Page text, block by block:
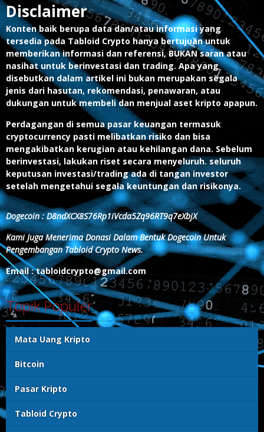
Disclaimer
Konten baik berupa data dan/atau informasi yang
tersedia pada Tabloid Crypto hanya bertujuan untuk
memberikan informasi dan referensi, BUKAN saran atau
nasihat untuk berinvestasi dan trading. Apa yang
disebutkan dalam artikel ini bukan merupakan segala
jenis dari hasutan, rekomendasi, penawaran, atau
dukungan untuk membeli dan menjual aset kripto apapun.
Perdagangan di semua pasar keuangan termasuk
cryptocurrency pasti melibatkan risiko dan bisa
mengakibatkan kerugian atau kehilangan dana. Sebelum
berinvestasi, lakukan riset secara menyeluruh. seluruh
keputusan investasi/trading ada di tangan investor
setelah mengetahui segala keuntungan dan risikonya.
Dogecoin : D8ndXCX8S76Rp1iVcda5Zq96RT9q7eXbjX
Kami Juga Menerima Donasi Dalam Bentuk Dogecoin Untuk
Pengembangan Tabloid Crypto News.
Email : tabloidcrypto@gmail.com
Topik Populer
Mata Uang Kripto
Bitcoin
Pasar Kripto
Tabloid Crypto